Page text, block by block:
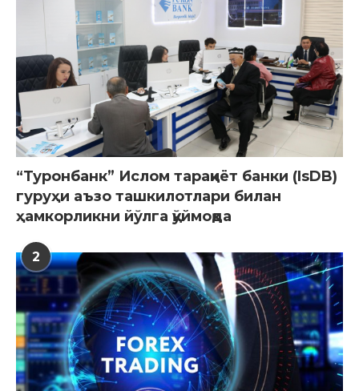
“Туронбанк” Ислом тараққиёт банки (IsDB)
гуруҳи аъзо ташкилотлари билан
ҳамкорликни йўлга қўймоқда
2